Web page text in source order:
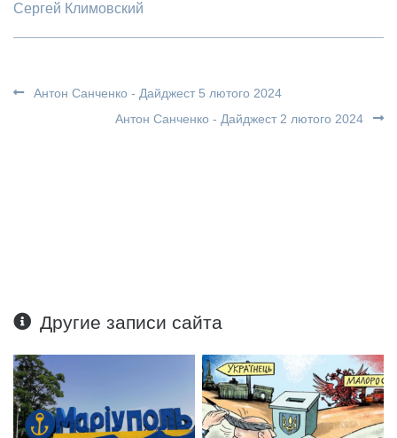
Сергей Климовский
Антон Санченко - Дайджест 5 лютого 2024
Антон Санченко - Дайджест 2 лютого 2024
Другие записи сайта